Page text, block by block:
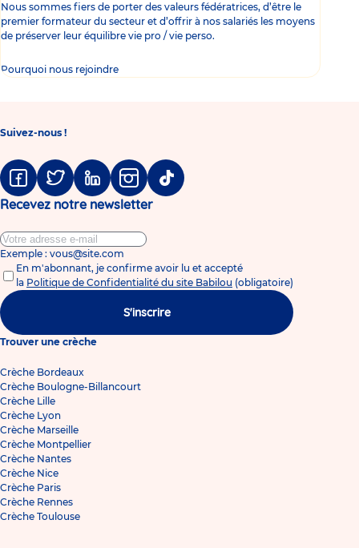
Nous sommes fiers de porter des valeurs fédératrices, d’être le
premier formateur du secteur et d’offrir à nos salariés les moyens
de préserver leur équilibre vie pro / vie perso.
Pourquoi nous rejoindre
Suivez-nous !
FacebookTwitter LinkedinInstagramTiktok
Recevez notre newsletter
Exemple : vous@site.com
En m'abonnant, je confirme avoir lu et accepté
la Politique de Confidentialité du site Babilou (obligatoire)
S'inscrire
Trouver une crèche
Crèche Bordeaux
Crèche Boulogne-Billancourt
Crèche Lille
Crèche Lyon
Crèche Marseille
Crèche Montpellier
Crèche Nantes
Crèche Nice
Crèche Paris
Crèche Rennes
Crèche Toulouse